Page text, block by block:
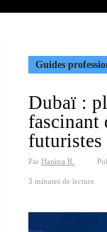
Guides
Dubaï :
fascinant
futuristes
Par Hanitra R.
3 minutes de lecture